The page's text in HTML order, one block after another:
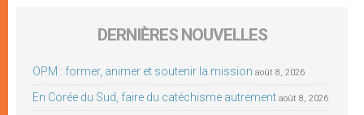
DERNIÈRES NOUVELLES
OPM : former, animer et soutenir la mission août 8, 2026
En Corée du Sud, faire du catéchisme autrement août 8, 2026